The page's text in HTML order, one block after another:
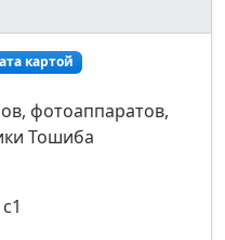
картой
фотоаппаратов,
Тошиба